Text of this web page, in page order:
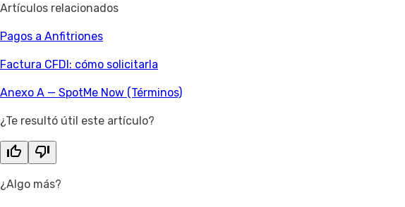
Artículos relacionados
Pagos a Anfitriones
Factura CFDI: cómo solicitarla
Anexo A — SpotMe Now (Términos)
¿Te resultó útil este artículo?
¿Algo más?